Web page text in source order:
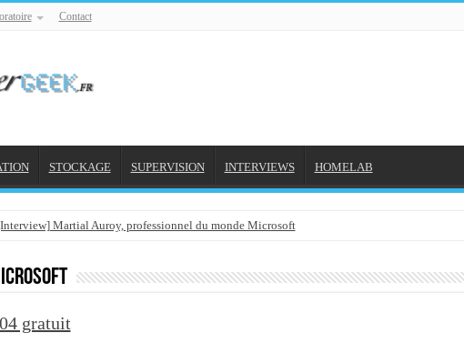
Contact
STOCKAGE SUPERVISION INTERVIEWS HOMELAB
Martial Auroy, professionnel du monde Microsoft
une boite partagée avec outlook 2010 ou 2013 (environnement Exchange)
gratuit